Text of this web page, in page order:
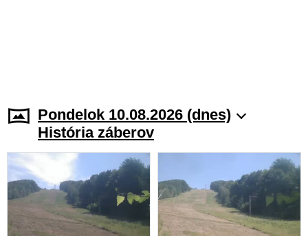
Pondelok 10.08.2026 (dnes)
História záberov